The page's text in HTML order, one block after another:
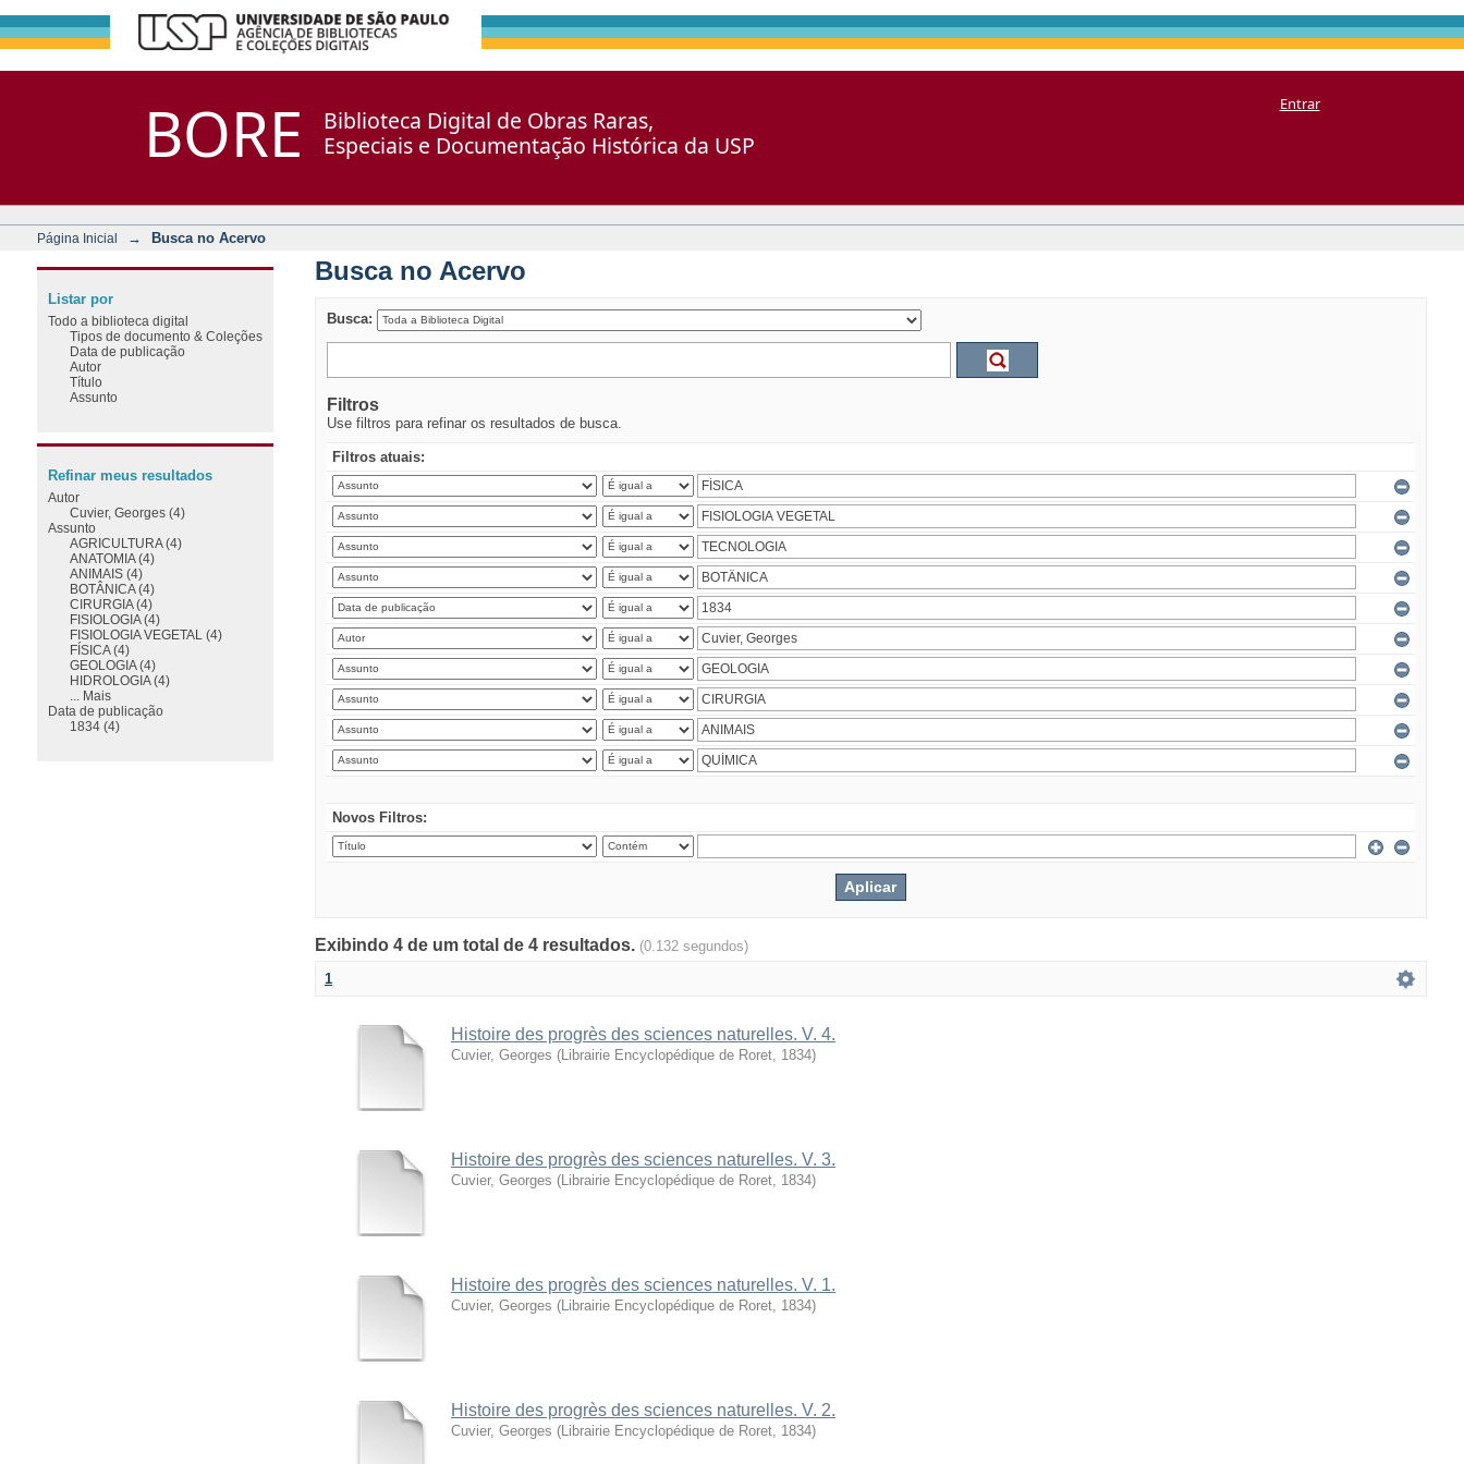
BORE
Biblioteca Digital de Obras Raras,
Especiais e Documentação Histórica da USP
Entrar
Página Inicial → Busca no Acervo
Busca no Acervo
Busca:
Filtros
Use filtros para refinar os resultados de busca.
Filtros atuais:
Novos Filtros:
Exibindo 4 de um total de 4 resultados. (0.132 segundos)
1
Histoire des progrès des sciences naturelles. V. 4.
Cuvier, Georges (Librairie Encyclopédique de Roret, 1834)
Histoire des progrès des sciences naturelles. V. 3.
Cuvier, Georges (Librairie Encyclopédique de Roret, 1834)
Histoire des progrès des sciences naturelles. V. 1.
Cuvier, Georges (Librairie Encyclopédique de Roret, 1834)
Histoire des progrès des sciences naturelles. V. 2.
Cuvier, Georges (Librairie Encyclopédique de Roret, 1834)
Listar por
Todo a biblioteca digital
Tipos de documento & Coleções
Data de publicação
Autor
Título
Assunto
Refinar meus resultados
Autor
Cuvier, Georges (4)
Assunto
AGRICULTURA (4)
ANATOMIA (4)
ANIMAIS (4)
BOTÂNICA (4)
CIRURGIA (4)
FISIOLOGIA (4)
FISIOLOGIA VEGETAL (4)
FÍSICA (4)
GEOLOGIA (4)
HIDROLOGIA (4)
... Mais
Data de publicação
1834 (4)